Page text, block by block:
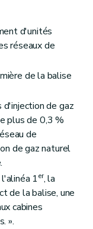
d'unités
réseaux de
de la balise
de gaz
plus de 0,3 %
de
de gaz naturel
1er, la
de la balise, une
cabines
».